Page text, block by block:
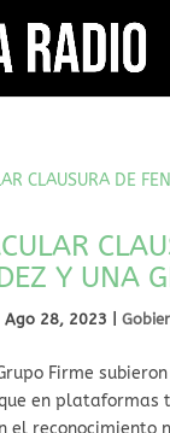
Y UNA
|Ago 28, 2023 |
Firme
que en
el reconocimiento